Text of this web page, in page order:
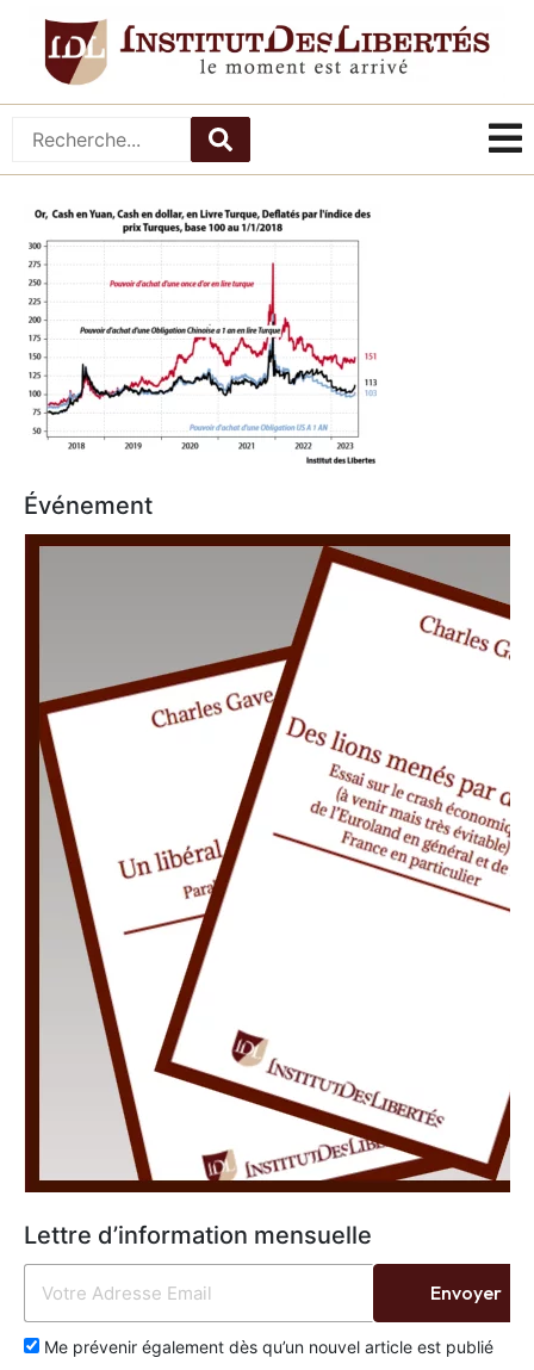
Événement
Lettre d’information mensuelle
Me prévenir également dès qu’un nouvel article est publié
Envoyer